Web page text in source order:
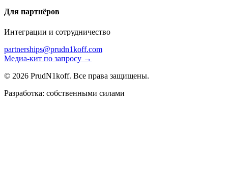
Для партнёров
Интеграции и сотрудничество
partnerships@prudn1koff.com
Медиа-кит по запросу →
© 2026 PrudN1koff. Все права защищены.
Разработка: собственными силами